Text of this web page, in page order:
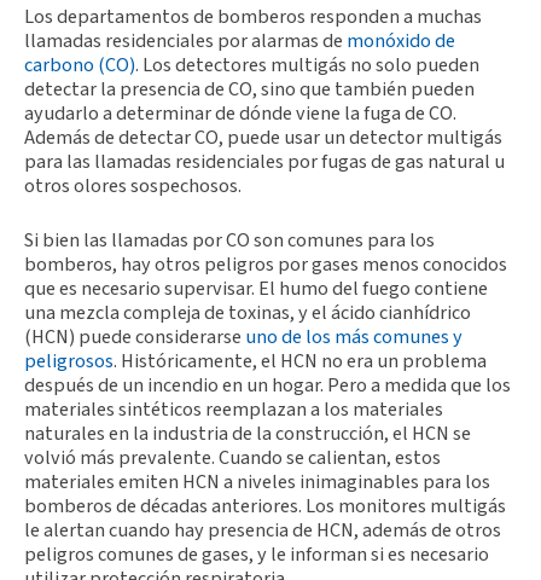
Los departamentos de bomberos responden a muchas
llamadas residenciales por alarmas de monóxido de
carbono (CO). Los detectores multigás no solo pueden
detectar la presencia de CO, sino que también pueden
ayudarlo a determinar de dónde viene la fuga de CO.
Además de detectar CO, puede usar un detector multigás
para las llamadas residenciales por fugas de gas natural u
otros olores sospechosos.
Si bien las llamadas por CO son comunes para los
bomberos, hay otros peligros por gases menos conocidos
que es necesario supervisar. El humo del fuego contiene
una mezcla compleja de toxinas, y el ácido cianhídrico
(HCN) puede considerarse uno de los más comunes y
peligrosos. Históricamente, el HCN no era un problema
después de un incendio en un hogar. Pero a medida que los
materiales sintéticos reemplazan a los materiales
naturales en la industria de la construcción, el HCN se
volvió más prevalente. Cuando se calientan, estos
materiales emiten HCN a niveles inimaginables para los
bomberos de décadas anteriores. Los monitores multigás
le alertan cuando hay presencia de HCN, además de otros
peligros comunes de gases, y le informan si es necesario